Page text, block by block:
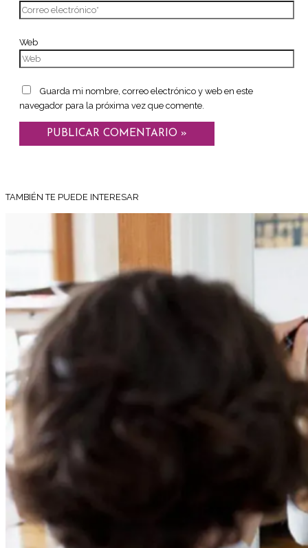
Web
Guarda mi nombre, correo electrónico y web en este
navegador para la próxima vez que comente.
TAMBIÉN TE PUEDE INTERESAR